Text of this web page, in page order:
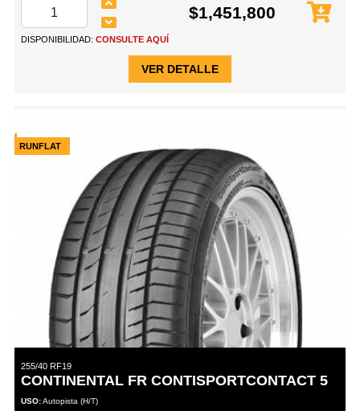
$1,451,800
DISPONIBILIDAD: CONSULTE AQUÍ
VER DETALLE
RUNFLAT
255/40 RF19
CONTINENTAL FR CONTISPORTCONTACT 5
USO:Autopista (H/T)